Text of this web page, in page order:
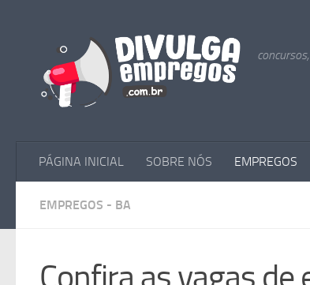
PÁGINA INICIAL SOBRE NÓS EMPREGOS
EMPREGOS - BA
Confira as vagas